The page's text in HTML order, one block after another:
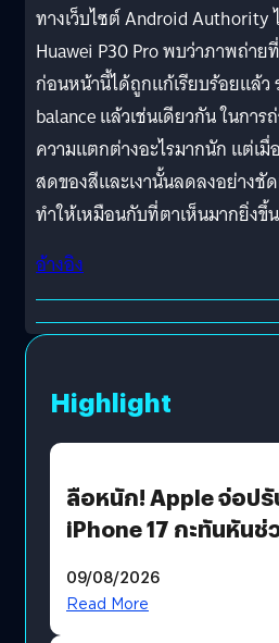
ทางเว็บไซต์ Android
Huawei P30 Pro พบว่าภาพถ่า
ก่อนหน้านี้ได้ถูกแก้เรียบร้อยแล้
balance แล้วเช่นเดียวกัน ในกา
ความแตกต่างอะไรมากนัก แต่เ
สดของสีและเงานั้นลดลงอย่างชั
ทำให้เหมือนกับที่ตาเห็นมากยิ่งขึ้น
อ้างอิง
Highlight
ลือหนัก! Apple จ่อปรั
iPhone 17 กะทันหันช่
09/08/2026
Read More